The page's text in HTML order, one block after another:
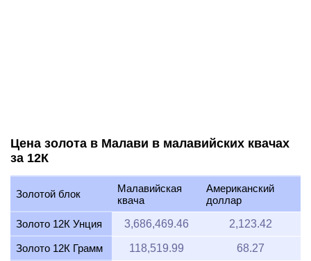
Цена золота в Малави в малавийских квачах
за 12К
Золотой блок
Малавийская
квача
Американский
доллар
Золото 12К Унция
3,686,469.46 2,123.42
Золото 12К Грамм 118,519.99 68.27